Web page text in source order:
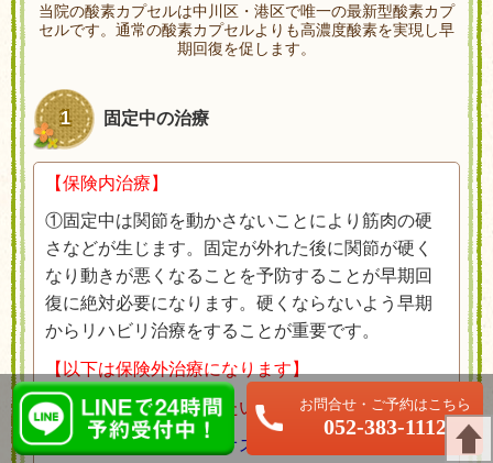
052-383-1112
LINEで24時間予約受付中！
当院の酸素カプセルは中川区・港区で唯一の最新型酸素カプ
セルです。通常の酸素カプセルよりも高濃度酸素を実現し早
期回復を促します。
1 固定中の治療
【保険内治療】
①固定中は関節を動かさないことにより筋肉の硬
さなどが生じます。固定が外れた後に関節が硬く
なり動きが悪くなることを予防することが早期回
復に絶対必要になります。硬くならないよう早期
からリハビリ治療をすることが重要です。
【以下は保険外治療になります】
１日でも早く回復されたい方向け
①超音波骨折治療器（オステオトロン） 330円